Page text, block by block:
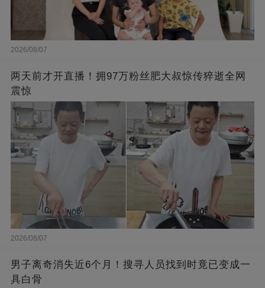
2026/08/07
两天前才开直播！拥97万粉丝肥大叔惊传猝逝全网
震惊
2026/08/07
男子离奇消失近6个月！搜寻人员找到时竟已变成一
具白骨